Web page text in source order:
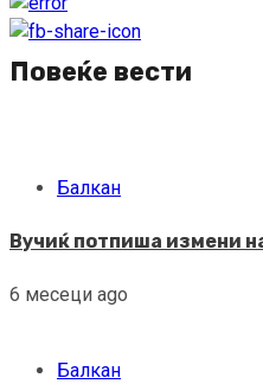
Reading
Повеќе вести
Балкан
Вучиќ потпиша измени
6 месеци ago
Балкан